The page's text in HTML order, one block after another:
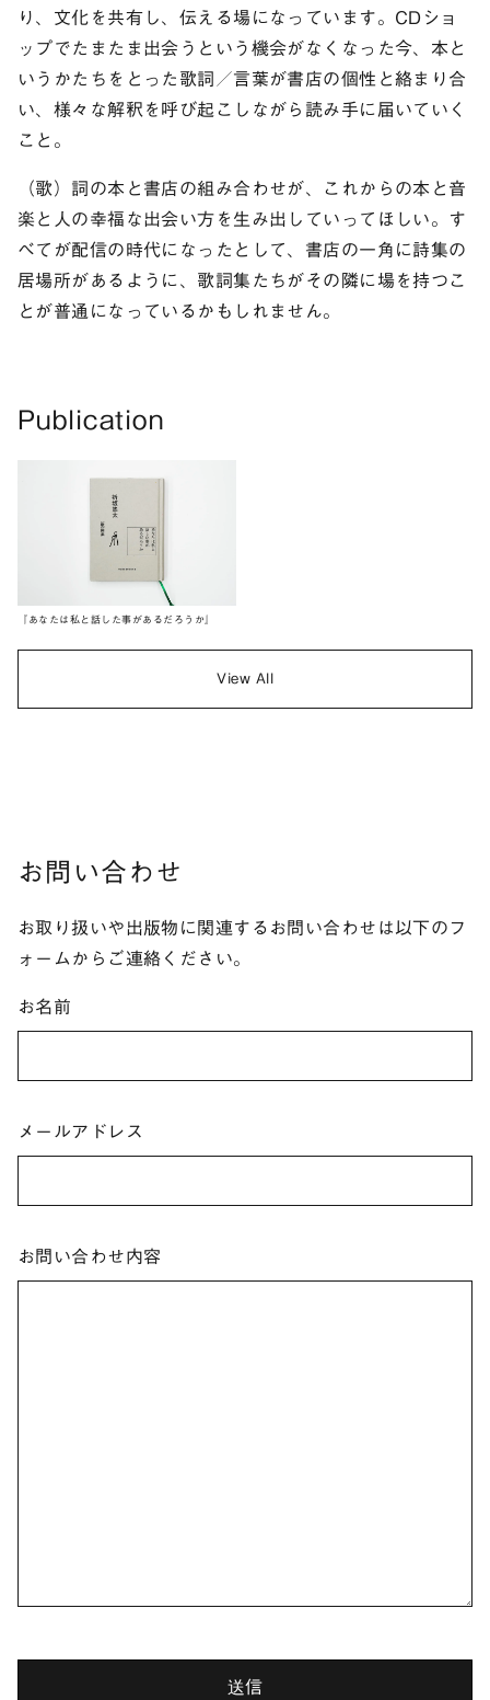
り、文化を共有し、伝える場になっています。CDショ
ップでたまたま出会うという機会がなくなった今、本と
いうかたちをとった歌詞／言葉が書店の個性と絡まり合
い、様々な解釈を呼び起こしながら読み手に届いていく
こと。
（歌）詞の本と書店の組み合わせが、これからの本と音
楽と人の幸福な出会い方を生み出していってほしい。す
べてが配信の時代になったとして、書店の一角に詩集の
居場所があるように、歌詞集たちがその隣に場を持つこ
とが普通になっているかもしれません。
Publication
『あなたは私と話した事があるだろうか』
View All
お問い合わせ
お取り扱いや出版物に関連するお問い合わせは以下のフ
ォームからご連絡ください。
お名前
メールアドレス
お問い合わせ内容